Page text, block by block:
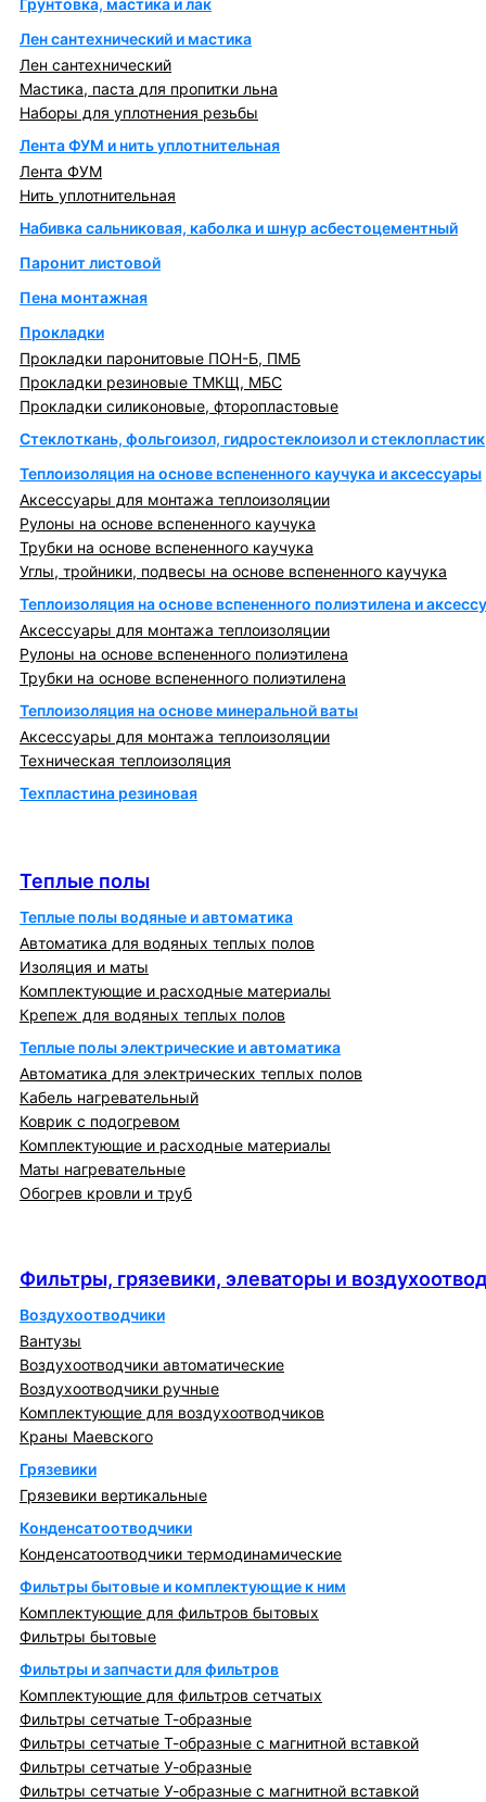
Грунтовка, мастика и лак
Лен сантехнический и мастика
Лен сантехнический
Мастика, паста для пропитки льна
Наборы для уплотнения резьбы
Лента ФУМ и нить уплотнительная
Лента ФУМ
Нить уплотнительная
Набивка сальниковая, каболка и шнур асбестоцементный
Паронит листовой
Пена монтажная
Прокладки
Прокладки паронитовые ПОН-Б, ПМБ
Прокладки резиновые ТМКЩ, МБС
Прокладки силиконовые, фторопластовые
Стеклоткань, фольгоизол, гидростеклоизол и стеклопластик
Теплоизоляция на основе вспененного каучука и аксессуары
Аксессуары для монтажа теплоизоляции
Рулоны на основе вспененного каучука
Трубки на основе вспененного каучука
Углы, тройники, подвесы на основе вспененного каучука
Теплоизоляция на основе вспененного полиэтилена и
Аксессуары для монтажа теплоизоляции
Рулоны на основе вспененного полиэтилена
Трубки на основе вспененного полиэтилена
Теплоизоляция на основе минеральной ваты
Аксессуары для монтажа теплоизоляции
Техническая теплоизоляция
Техпластина резиновая
Теплые полы
Теплые полы водяные и автоматика
Автоматика для водяных теплых полов
Изоляция и маты
Комплектующие и расходные материалы
Крепеж для водяных теплых полов
Теплые полы электрические и автоматика
Автоматика для электрических теплых полов
Кабель нагревательный
Коврик с подогревом
Комплектующие и расходные материалы
Маты нагревательные
Обогрев кровли и труб
Фильтры, грязевики, элеваторы и
Воздухоотводчики
Вантузы
Воздухоотводчики автоматические
Воздухоотводчики ручные
Комплектующие для воздухоотводчиков
Краны Маевского
Грязевики
Грязевики вертикальные
Конденсатоотводчики
Конденсатоотводчики термодинамические
Фильтры бытовые и комплектующие к ним
Комплектующие для фильтров бытовых
Фильтры бытовые
Фильтры и запчасти для фильтров
Комплектующие для фильтров сетчатых
Фильтры сетчатые Т-образные
Фильтры сетчатые Т-образные с магнитной вставкой
Фильтры сетчатые У-образные
Фильтры сетчатые У-образные с магнитной вставкой